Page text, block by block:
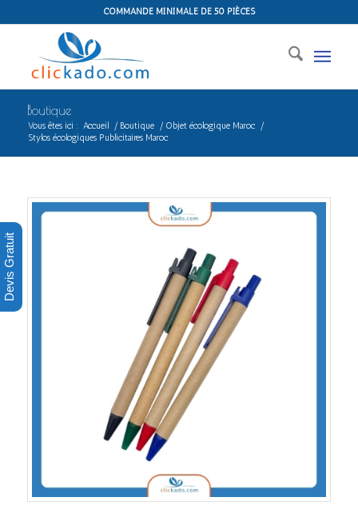
COMMANDE MINIMALE DE 50 PIÈCES
Boutique
Vous êtes ici : Accueil / Boutique / Objet écologique Maroc
/
Stylos écologiques Publicitaires Maroc
Devis Gratuit